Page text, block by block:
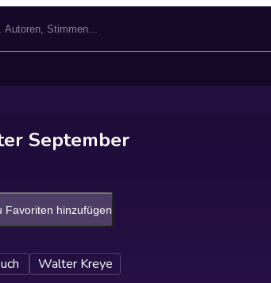
September
Favoriten hinzufügen
Walter Kreye